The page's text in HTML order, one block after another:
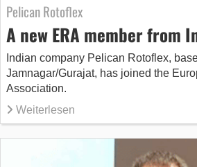
Pelican Rotoflex
A new ERA member from
Indian company Pelican Rotoflex,
Jamnagar/Gurajat, has joined the
Association.
Weiterlesen